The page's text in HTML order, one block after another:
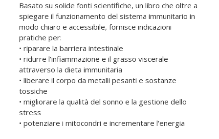
Basato su solide fonti scientifiche, un libro che oltre a
spiegare il funzionamento del sistema immunitario in
modo chiaro e accessibile, fornisce indicazioni
pratiche per:
• riparare la barriera intestinale
• ridurre l'infiammazione e il grasso viscerale
attraverso la dieta immunitaria
• liberare il corpo da metalli pesanti e sostanze
tossiche
• migliorare la qualità del sonno e la gestione dello
stress
• potenziare i mitocondri e incrementare l'energia